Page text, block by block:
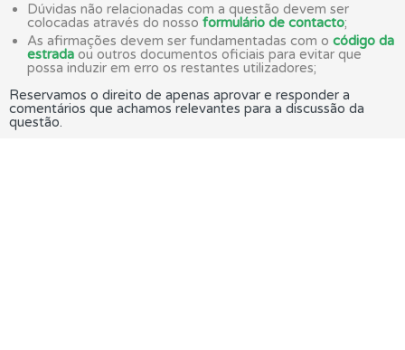
Dúvidas não relacionadas com a questão devem ser
colocadas através do nosso formulário de contacto;
As afirmações devem ser fundamentadas com o código da
estrada ou outros documentos oficiais para evitar que
possa induzir em erro os restantes utilizadores;
Reservamos o direito de apenas aprovar e responder a
comentários que achamos relevantes para a discussão da
questão.